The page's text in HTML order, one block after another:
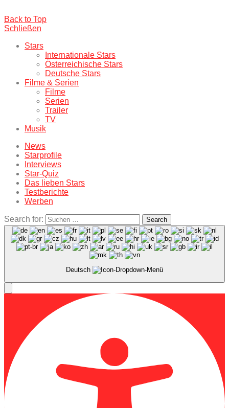
Back to Top
Schließen
Stars
Internationale Stars
Österreichische Stars
Deutsche Stars
Filme & Serien
Filme
Serien
Trailer
TV
Musik
News
Starprofile
Interviews
Star-Quiz
Das lieben Stars
Testberichte
Werben
Search for: Search
Deutsch